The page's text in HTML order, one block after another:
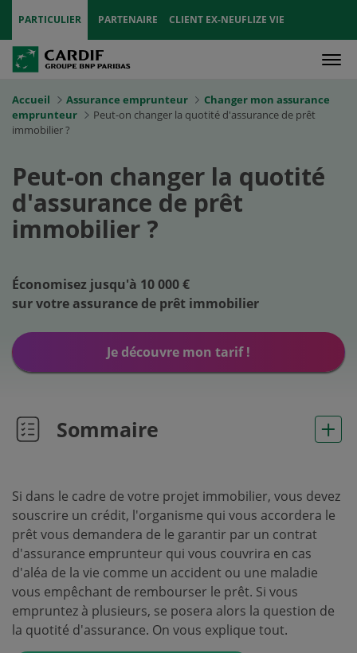
PARTICULIER PARTENAIRE CLIENT EX-NEUFLIZE VIE
Accueil Assurance emprunteur
Changer mon assurance
emprunteur
Peut-on changer la quotité d'assurance de prêt
immobilier ?
Peut-on changer la quotité
d'assurance de prêt
immobilier ?
Économisez jusqu'à 10 000 €
sur votre assurance de prêt immobilier
Je découvre mon tarif !
Sommaire
Si dans le cadre de votre projet immobilier, vous devez
souscrire un crédit, l'organisme qui vous accordera le
prêt vous demandera de le garantir par un contrat
d'assurance emprunteur qui vous couvrira en cas
d'aléa de la vie comme un accident ou une maladie
vous empêchant de rembourser le prêt. Si vous
empruntez à plusieurs, se posera alors la question de
la quotité d'assurance. On vous explique tout.